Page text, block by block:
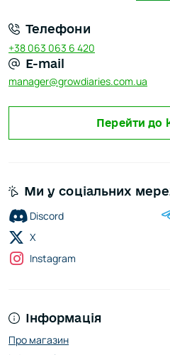
Телефони
+38 063 063 6 420
E-mail
manager@growdiaries.com.ua
Перейти до
Інформація
Про магазин
Ми у соціальних
Discord
X
Instagram
чинного законодавства України.